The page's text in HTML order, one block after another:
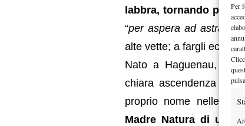
Per
labbra, tornando più
“per aspera ad astra
“,
alte vette; a fargli eco
Nato a Haguenau,
chiara ascendenza
proprio nome nelle
Madre Natura di un